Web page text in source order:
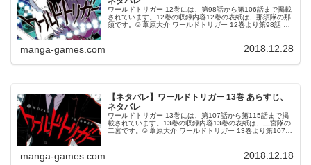
ワールドトリガー 12巻には、第98話から第106話まで掲載
されています。12巻の収録内容12巻の表紙は、那須隊の那
須です。© 葦原大介 ワールドトリガー 12巻より第98話 那
manga-games.com 2018.12.28
【ネタバレ】ワールドトリガー 13巻 あらすじ、
ネタバレ
ワールドトリガー 13巻には、第107話から第115話まで掲
載されています。13巻の収録内容13巻の表紙は、二宮隊の
二宮です。© 葦原大介 ワールドトリガー 13巻より第107話
manga-games.com 2018.12.18